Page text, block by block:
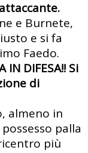
e Burnete,
e si fa
Faedo.
IN DIFESA!! Si
di
almeno in
palla
più